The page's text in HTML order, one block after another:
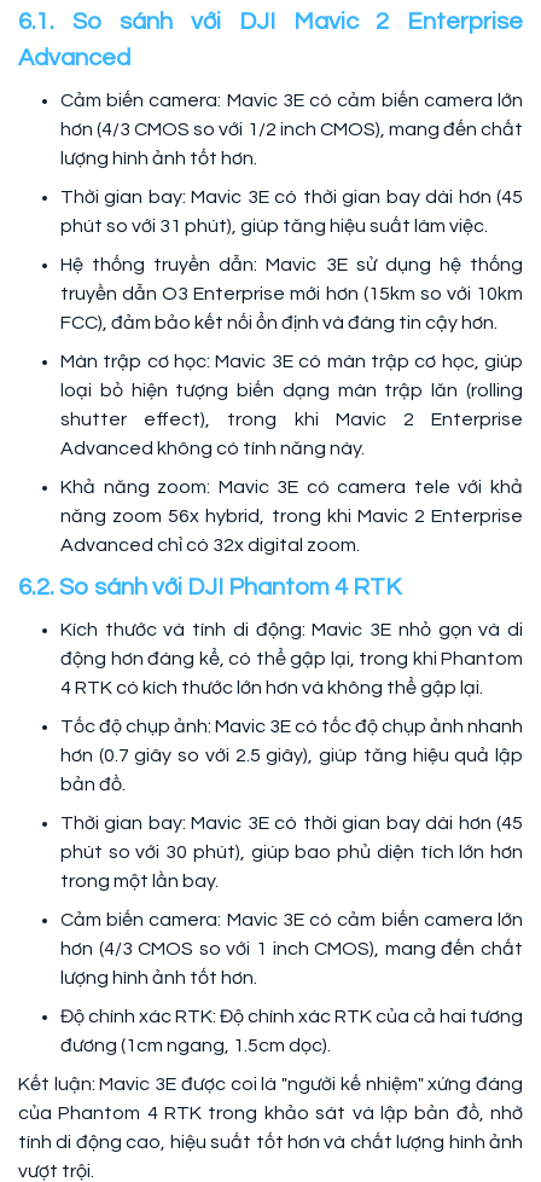
6.1. So sánh với DJI Mavic 2 Enterprise
Advanced
Cảm biến camera: Mavic 3E có cảm biến camera lớn
hơn (4/3 CMOS so với 1/2 inch CMOS), mang đến chất
lượng hình ảnh tốt hơn.
Thời gian bay: Mavic 3E có thời gian bay dài hơn (45
phút so với 31 phút), giúp tăng hiệu suất làm việc.
Hệ thống truyền dẫn: Mavic 3E sử dụng hệ thống
truyền dẫn O3 Enterprise mới hơn (15km so với 10km
FCC), đảm bảo kết nối ổn định và đáng tin cậy hơn.
Màn trập cơ học: Mavic 3E có màn trập cơ học, giúp
loại bỏ hiện tượng biến dạng màn trập lăn (rolling
shutter effect), trong khi Mavic 2 Enterprise
Advanced không có tính năng này.
Khả năng zoom: Mavic 3E có camera tele với khả
năng zoom 56x hybrid, trong khi Mavic 2 Enterprise
Advanced chỉ có 32x digital zoom.
6.2. So sánh với DJI Phantom 4 RTK
Kích thước và tính di động: Mavic 3E nhỏ gọn và di
động hơn đáng kể, có thể gập lại, trong khi Phantom
4 RTK có kích thước lớn hơn và không thể gập lại.
Tốc độ chụp ảnh: Mavic 3E có tốc độ chụp ảnh nhanh
hơn (0.7 giây so với 2.5 giây), giúp tăng hiệu quả lập
bản đồ.
Thời gian bay: Mavic 3E có thời gian bay dài hơn (45
phút so với 30 phút), giúp bao phủ diện tích lớn hơn
trong một lần bay.
Cảm biến camera: Mavic 3E có cảm biến camera lớn
hơn (4/3 CMOS so với 1 inch CMOS), mang đến chất
lượng hình ảnh tốt hơn.
Độ chính xác RTK: Độ chính xác RTK của cả hai tương
đương (1cm ngang, 1.5cm dọc).
Kết luận: Mavic 3E được coi là "người kế nhiệm" xứng đáng
của Phantom 4 RTK trong khảo sát và lập bản đồ, nhờ
tính di động cao, hiệu suất tốt hơn và chất lượng hình ảnh
vượt trội.